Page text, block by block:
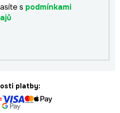
s podmínkami
platby: